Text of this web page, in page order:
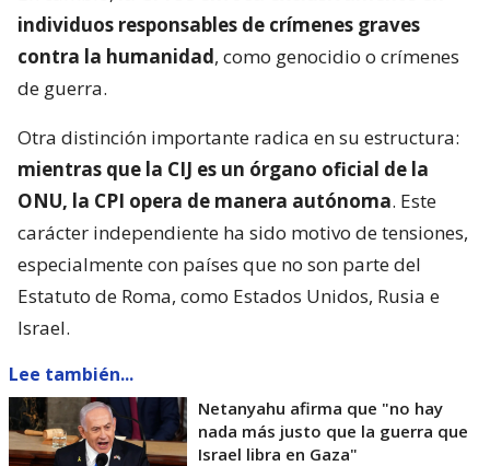
individuos responsables de crímenes graves
contra la humanidad, como genocidio o crímenes
de guerra.
Otra distinción importante radica en su estructura:
mientras que la CIJ es un órgano oficial de la
ONU, la CPI opera de manera autónoma. Este
carácter independiente ha sido motivo de tensiones,
especialmente con países que no son parte del
Estatuto de Roma, como Estados Unidos, Rusia e
Israel.
Lee también...
Netanyahu afirma que "no hay
nada más justo que la guerra que
Israel libra en Gaza"